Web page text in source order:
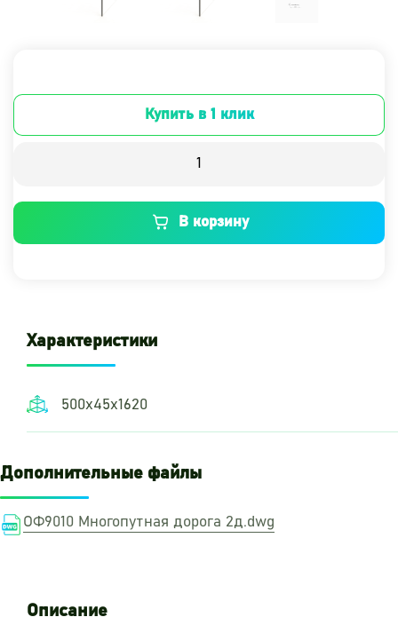
Купить в 1 клик
В корзину
Характеристики
500х45х1620
Дополнительные файлы
ОФ9010 Многопутная дорога 2д.dwg
Описание